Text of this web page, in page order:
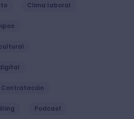
Clima laboral
Podcast